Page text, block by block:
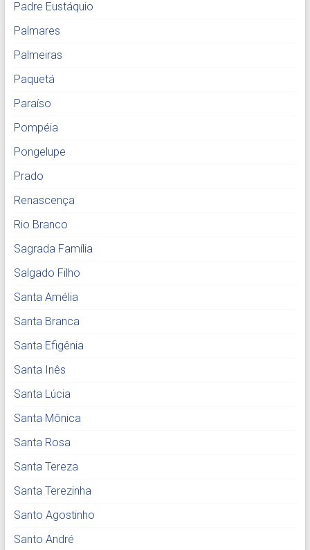
Padre Eustáquio
Palmares
Palmeiras
Paquetá
Paraíso
Pompéia
Pongelupe
Prado
Renascença
Rio Branco
Sagrada Família
Salgado Filho
Santa Amélia
Santa Branca
Santa Efigênia
Santa Inês
Santa Lúcia
Santa Mônica
Santa Rosa
Santa Tereza
Santa Terezinha
Santo Agostinho
Santo André